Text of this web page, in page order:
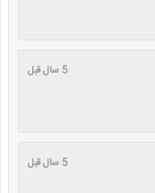
5 سال قبل
5 سال قبل